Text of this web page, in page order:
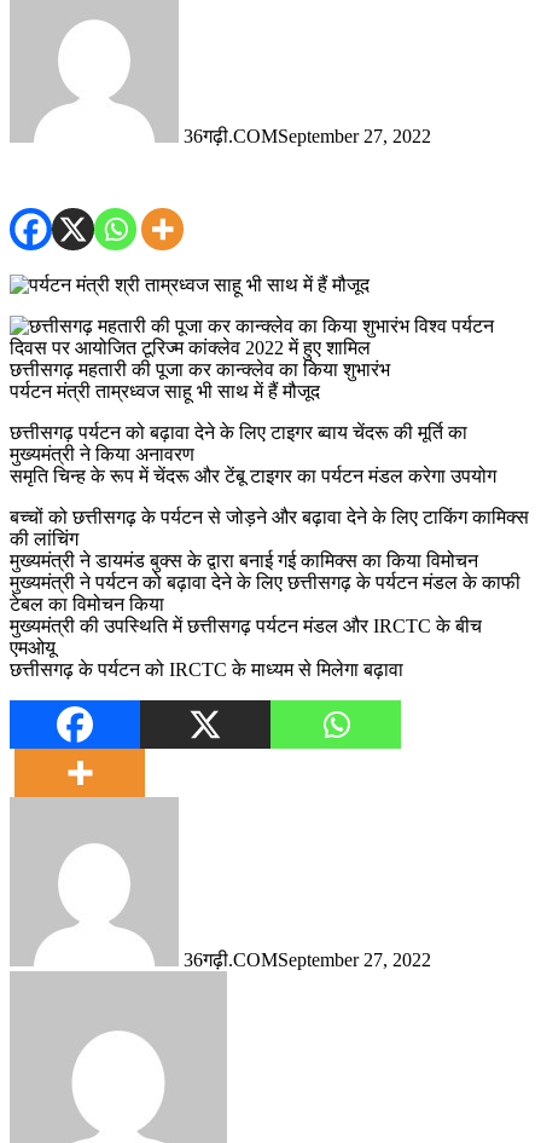
36गढ़ी.COMSeptember 27, 2022
विश्व पर्यटन
दिवस पर आयोजित टूरिज्म कांक्लेव 2022 में हुए शामिल
छत्तीसगढ़ महतारी की पूजा कर कान्क्लेव का किया शुभारंभ
पर्यटन मंत्री ताम्रध्वज साहू भी साथ में हैं मौजूद
छत्तीसगढ़ पर्यटन को बढ़ावा देने के लिए टाइगर ब्वाय चेंदरू की मूर्ति का
मुख्यमंत्री ने किया अनावरण
समृति चिन्ह के रूप में चेंदरू और टेंबू टाइगर का पर्यटन मंडल करेगा उपयोग
बच्चों को छत्तीसगढ़ के पर्यटन से जोड़ने और बढ़ावा देने के लिए टाकिंग कामिक्स
की लांचिंग
मुख्यमंत्री ने डायमंड बुक्स के द्वारा बनाई गई कामिक्स का किया विमोचन
मुख्यमंत्री ने पर्यटन को बढ़ावा देने के लिए छत्तीसगढ़ के पर्यटन मंडल के काफी
टेबल का विमोचन किया
मुख्यमंत्री की उपस्थिति में छत्तीसगढ़ पर्यटन मंडल और IRCTC के बीच
एमओयू
छत्तीसगढ़ के पर्यटन को IRCTC के माध्यम से मिलेगा बढ़ावा
36गढ़ी.COMSeptember 27, 2022